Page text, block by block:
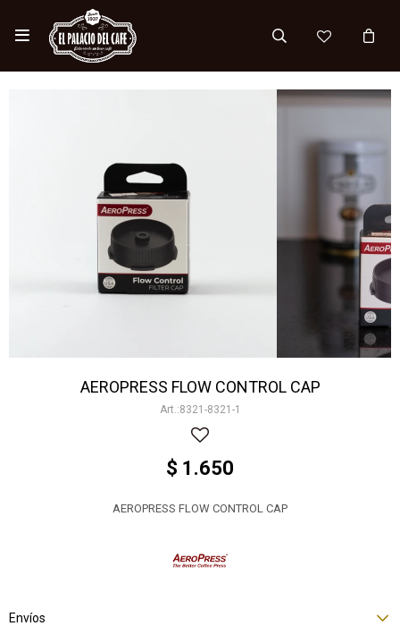

AEROPRESS FLOW CONTROL CAP
8321-8321-1
$ 1.650
AEROPRESS FLOW CONTROL CAP
Envíos